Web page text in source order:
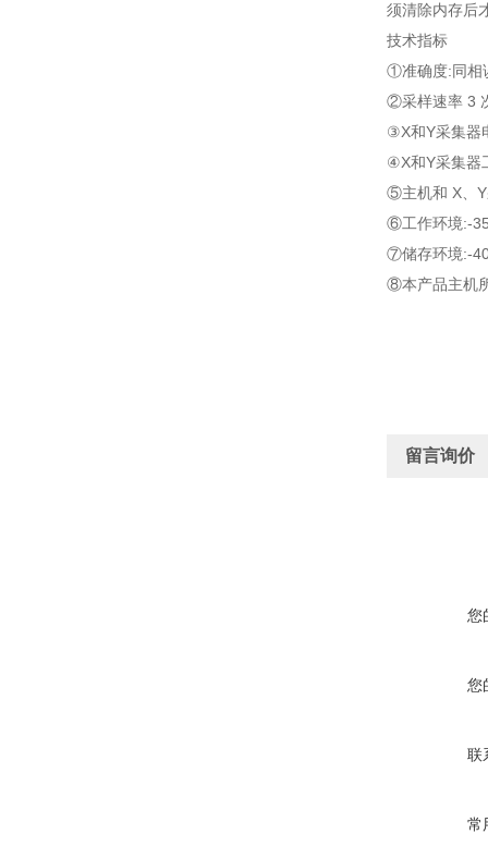
须清除内存后
技术指标
①准确度:同相
②采样速率 3
③X和Y采集器
④X和Y采集器
⑤主机和 X、Y
⑥工作环境:-
⑦储存环境:-
⑧本产品主机
留言询价
您
您
联
常